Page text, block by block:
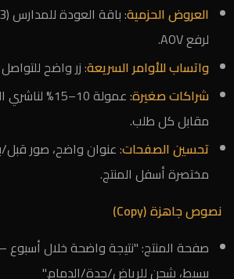
العروض الحزمية
لرفع AOV.
واتساب للأوامر السريعة: زر واضح
شراكات صغيرة
: عمولة
مقابل كل طلب.
تحسين الصفحات: عنوان واضح، صور
مختصرة أسفل المنتج.
نصوص جاهزة (Copy)
صفحة المنتج: "نتيجة واضحة خلال أسبوع
بسيط، شحن للرياض/جدة/الدمام."